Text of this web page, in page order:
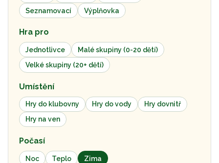
Seznamovací
Výplňovka
Hra pro
Jednotlivce
Malé skupiny (0-20 dětí)
Velké skupiny (20+ dětí)
Umístění
Hry do klubovny Hry do vody
Hry dovnitř
Hry na ven
Počasí
Noc Teplo Zima